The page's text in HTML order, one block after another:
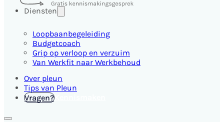
Diensten
Loopbaanbegeleiding
Budgetcoach
Grip op verloop en verzuim
Van Werkfit naar Werkbehoud
Over pleun
Tips van Pleun
Vragen?